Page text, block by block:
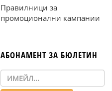
Правилници за
промоционални кампании
АБОНАМЕНТ ЗА БЮЛЕТИН